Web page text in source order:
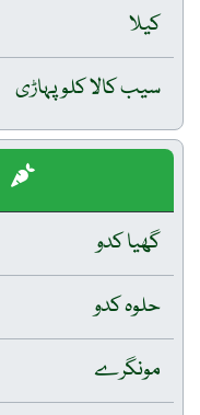
کیلا
سیب کالا کلو پہاڑی
گھیا کدو
حلوہ کدو
مونگرے